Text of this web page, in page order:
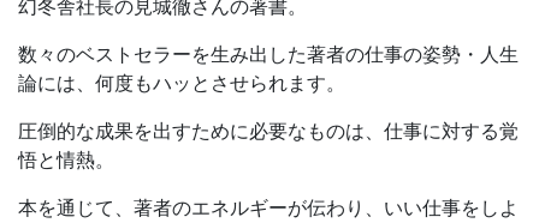
幻冬舎社長の見城徹さんの著書。
数々のベストセラーを生み出した著者の仕事の姿勢・人生
論には、何度もハッとさせられます。
圧倒的な成果を出すために必要なものは、仕事に対する覚
悟と情熱。
本を通じて、著者のエネルギーが伝わり、いい仕事をしよ